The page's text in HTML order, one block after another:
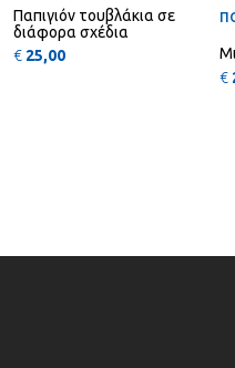
Παπιγιόν τουβλάκια σε
διάφορα σχέδια
€ 25,00
€